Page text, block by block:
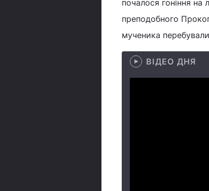
почалося гоніння на
преподобного
мученика
ВІДЕО ДНЯ